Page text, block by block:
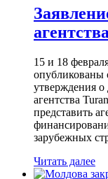
15 и 18
опубликованы
утверждения
агентства
представить
зарубежных
Читать далее